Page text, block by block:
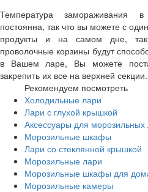
Температура замораживания
постоянна, так что вы можете с
продукты и на самом дне,
проволочные корзины будут
в Вашем ларе, Вы можете
закрепить их все на верхней секции.
Рекомендуем посмотреть
Холодильные лари
Лари с глухой крышкой
Аксессуары для морозильных
Морозильные шкафы
Лари со стеклянной крышкой
Морозильные лари
Морозильные шкафы для
Морозильные камеры